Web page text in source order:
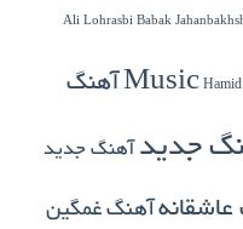
Ali Lohrasbi Babak
Music آهنگ
جدید آهنگ جدید
آهنگ غمگین